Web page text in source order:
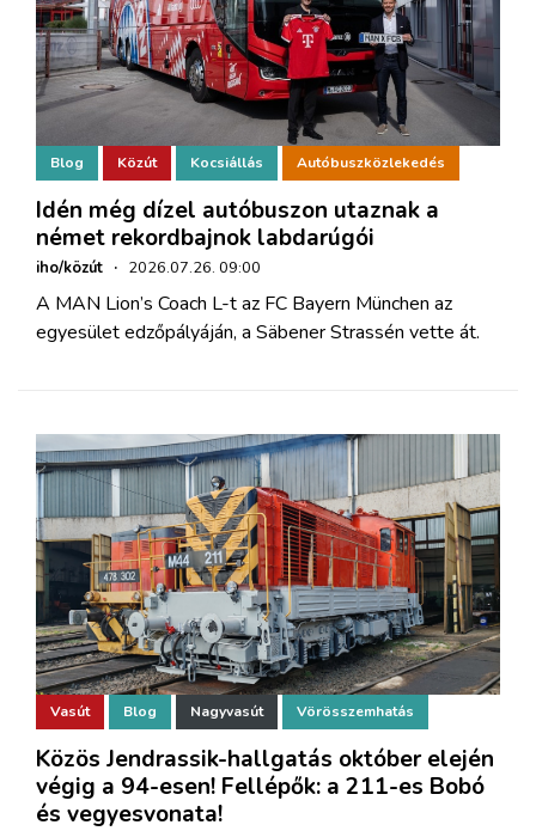
Blog Közút Kocsiállás Autóbuszközlekedés
Idén még dízel autóbuszon utaznak a
német rekordbajnok labdarúgói
iho/közút · 2026.07.26. 09:00
A MAN Lion’s Coach L-t az FC Bayern München az
egyesület edzőpályáján, a Säbener Strassén vette át.
Vasút Blog Nagyvasút Vörösszemhatás
Közös Jendrassik-hallgatás október elején
végig a 94-esen! Fellépők: a 211-es Bobó
és vegyesvonata!